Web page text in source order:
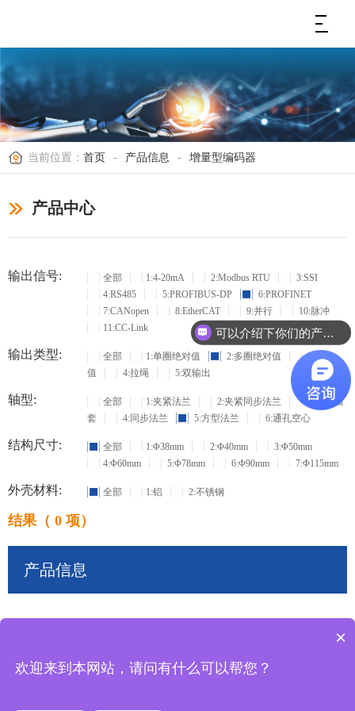
当前位置： 首页 - 产品信息 - 增量型编码器
产品中心
输出信号: 全部 1:4-20mA 2:Modbus RTU
3:SSI
4:RS485
5:PROFIBUS-DP
6:PROFINET
7:CANopen
8:EtherCAT 9:并行
10:脉冲
11:CC-Link
输出类型: 全部 1:单圈绝对值 2:多圈绝对值
3:增量
值
4:拉绳 5:双输出
轴型: 全部 1:夹紧法兰 2:夹紧同步法兰
3:盲孔轴
套
4:同步法兰 5:方型法兰 6:通孔空心
结构尺寸: 全部 1:Φ38mm 2:Φ40mm
3:Φ50mm
4:Φ60mm
5:Φ78mm 6:Φ90mm 7:Φ115mm
外壳材料: 全部 1:铝 2:不锈钢
结果（ 0 项）
产品信息
可以介绍下你们的产品么？
×
欢迎来到本网站，请问有什么可以帮您？